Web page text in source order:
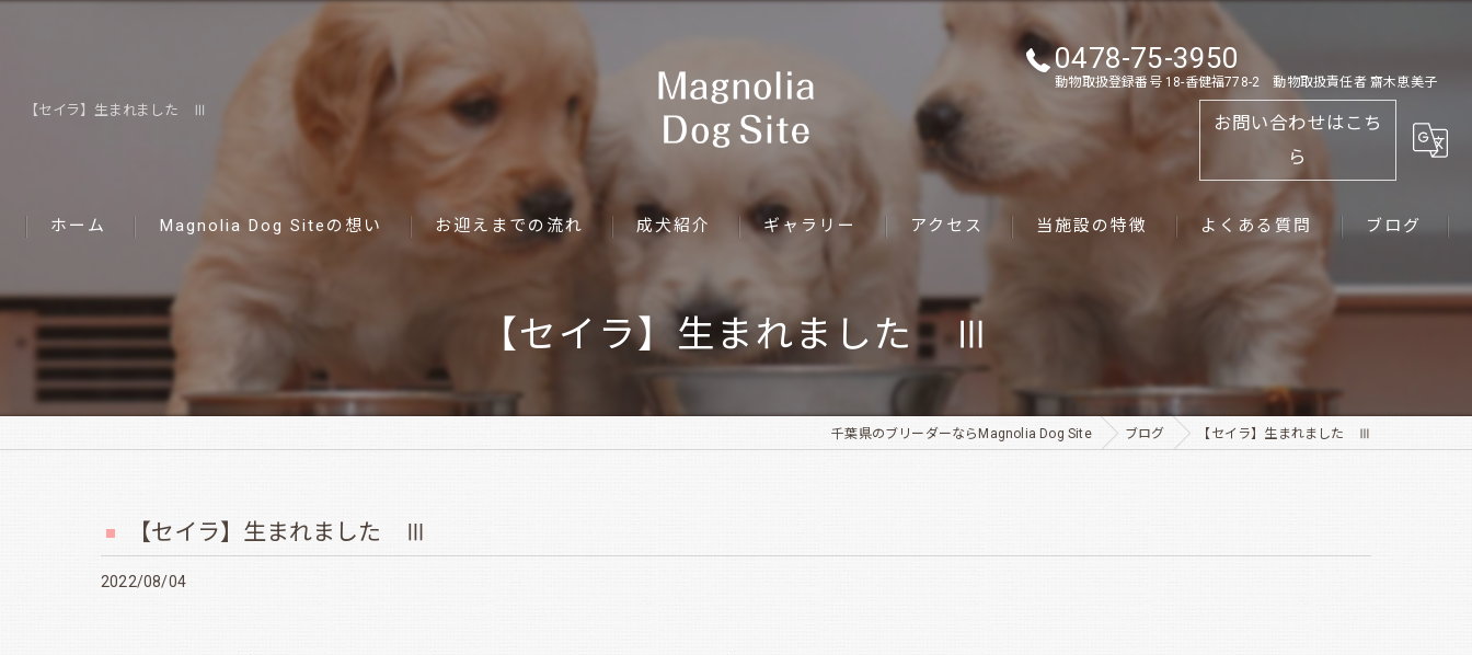
【セイラ】生まれました Ⅲ
0478-75-3950
動物取扱登録番号 18-香健福778-2 動物取扱責任者 齋木恵美子
お問い合わせはこち
ら
ホーム Magnolia Dog Siteの想い お迎えまでの流れ 成犬紹介 ギャラリー アクセス 当施設の特徴
犬舎
よくある質問 ブログ
【セイラ】生まれました Ⅲ
千葉県のブリーダーならMagnolia Dog Site ブログ 【セイラ】生まれました Ⅲ
【セイラ】生まれました Ⅲ
2022/08/04